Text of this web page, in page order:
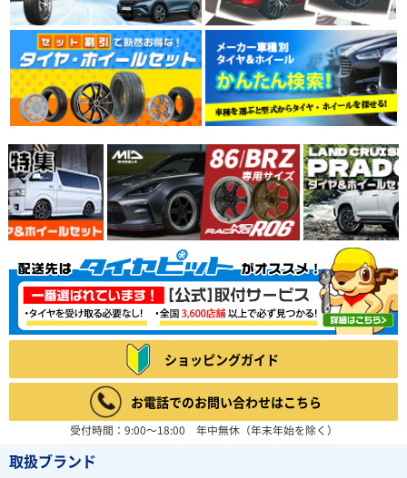
ショッピングガイド
お電話でのお問い合わせはこちら
受付時間：9:00～18:00 年中無休（年末年始を除く）
取扱ブランド